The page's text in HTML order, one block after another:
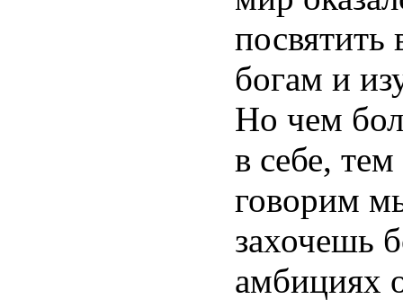
богам и
Но чем
в себе,
говорим
захочешь
амбициях